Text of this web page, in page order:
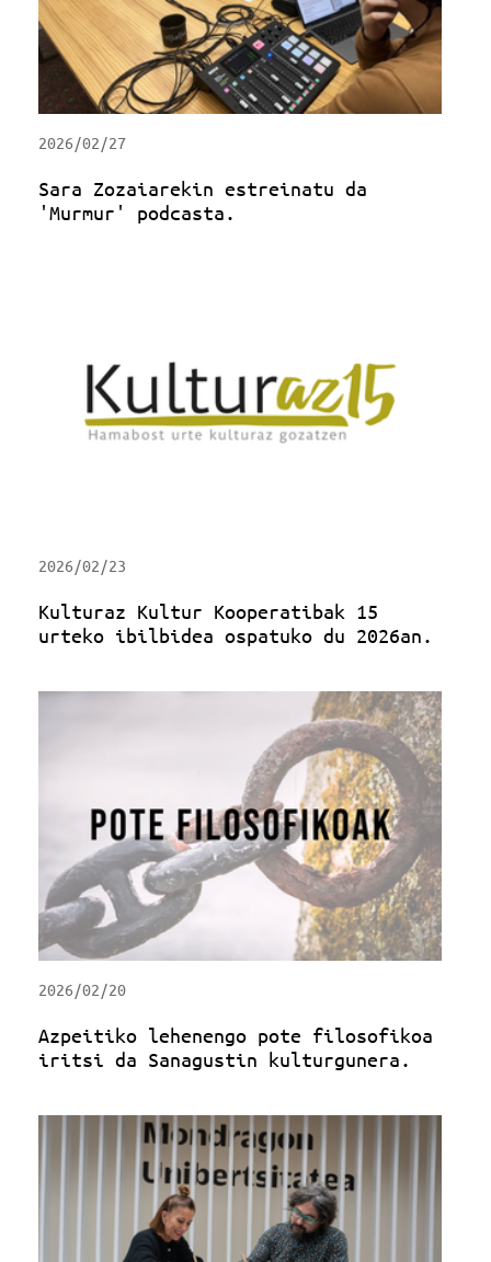
2026/02/27
Sara Zozaiarekin estreinatu da
'Murmur' podcasta.
2026/02/23
Kulturaz Kultur Kooperatibak 15
urteko ibilbidea ospatuko du 2026an.
2026/02/20
Azpeitiko lehenengo pote filosofikoa
iritsi da Sanagustin kulturgunera.